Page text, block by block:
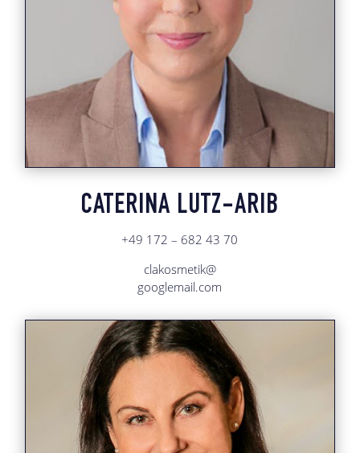
CATERINA LUTZ-ARIB
+49 172 – 682 43 70
clakosmetik@
googlemail.com